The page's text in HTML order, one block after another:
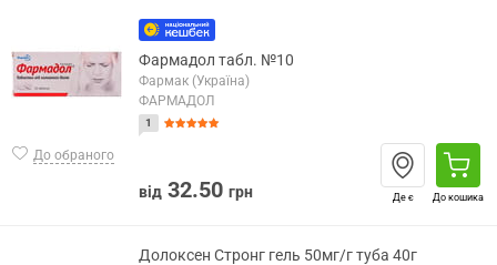
До обраного
Фармадол табл. №10
Фармак (Україна)
ФАРМАДОЛ
1
від 32.50 грн Де є До кошика
Долоксен Стронг гель 50мг/г туба 40г